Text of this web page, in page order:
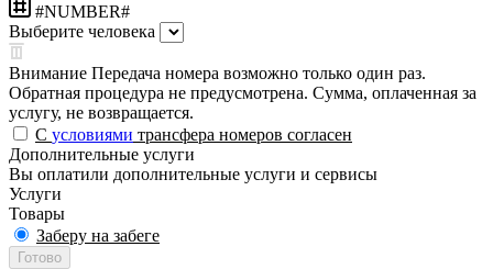
#NUMBER#
Выберите человека
Внимание Передача номера возможно только один раз.
Обратная процедура не предусмотрена. Сумма, оплаченная за
услугу, не возвращается.
С условиями трансфера номеров согласен
Дополнительные услуги
Вы оплатили дополнительные услуги и сервисы
Услуги
Товары
Заберу на забеге
Готово